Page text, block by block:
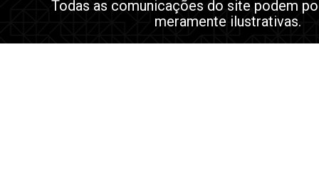
Todas as comunicações do site podem
meramente ilustrativas.